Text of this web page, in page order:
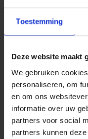
Toestemming
Deze website maakt
We gebruiken
personaliseren, om
en om ons
informatie over uw
partners voor social
partners kunnen
Bouwen op
Bouw veilig en
bij het uitvoeren van
Retail Bouw Nederland
ICT.
Lees meer
ICT